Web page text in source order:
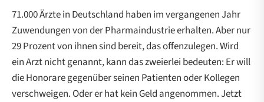
71.000 Ärzte in Deutschland haben im vergangenen Jahr
Zuwendungen von der Pharmaindustrie erhalten. Aber nur
29 Prozent von ihnen sind bereit, das offenzulegen. Wird
ein Arzt nicht genannt, kann das zweierlei bedeuten: Er will
die Honorare gegenüber seinen Patienten oder Kollegen
verschweigen. Oder er hat kein Geld angenommen. Jetzt